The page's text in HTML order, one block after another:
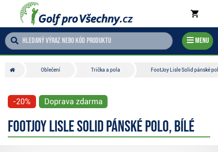
Menu
Oblečení Trička a pola FootJoy Lisle Solid pánské
-20% Doprava zdarma
FootJoy Lisle Solid pánské polo, bílé